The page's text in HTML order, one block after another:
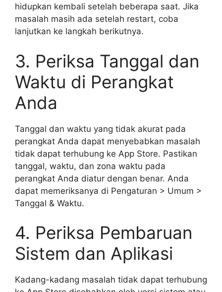
hidupkan kembali setelah beberapa saat. Jika
masalah masih ada setelah restart, coba
lanjutkan ke langkah berikutnya.
3. Periksa Tanggal dan
Waktu di Perangkat
Anda
Tanggal dan waktu yang tidak akurat pada
perangkat Anda dapat menyebabkan masalah
tidak dapat terhubung ke App Store. Pastikan
tanggal, waktu, dan zona waktu pada
perangkat Anda diatur dengan benar. Anda
dapat memeriksanya di Pengaturan > Umum >
Tanggal & Waktu.
4. Periksa Pembaruan
Sistem dan Aplikasi
Kadang-kadang masalah tidak dapat terhubung